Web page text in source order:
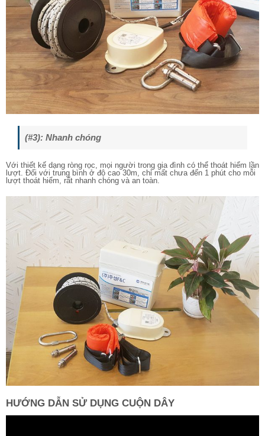
(#3): Nhanh chóng
Với thiết kế dạng ròng rọc, mọi người trong gia đình có thể thoát hiểm lần
lượt. Đối với trung bình ở độ cao 30m, chỉ mất chưa đến 1 phút cho mỗi
lượt thoát hiểm, rất nhanh chóng và an toàn.
HƯỚNG DẪN SỬ DỤNG CUỘN DÂY